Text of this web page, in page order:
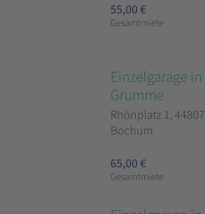
55,00 €
Gesamtmiete
Einzelgarage in
Grumme
Rhönplatz 1, 44807
Bochum
65,00 €
Gesamtmiete